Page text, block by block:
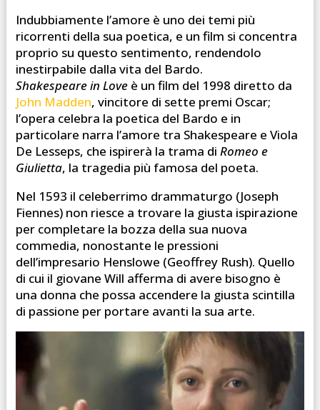
Indubbiamente l’amore è uno dei temi più
ricorrenti della sua poetica, e un film si concentra
proprio su questo sentimento, rendendolo
inestirpabile dalla vita del Bardo.
Shakespeare in Loveè un film del 1998 diretto da
John Madden, vincitore di sette premi Oscar;
l’opera celebra la poetica del Bardo e in
particolare narra l’amore tra Shakespeare e Viola
De Lesseps, che ispirerà la trama di Romeo e
Giulietta, la tragedia più famosa del poeta.
Nel 1593 il celeberrimo drammaturgo (Joseph
Fiennes) non riesce a trovare la giusta ispirazione
per completare la bozza della sua nuova
commedia, nonostante le pressioni
dell’impresario Henslowe (Geoffrey Rush). Quello
di cui il giovane Will afferma di avere bisogno è
una donna che possa accendere la giusta scintilla
di passione per portare avanti la sua arte.